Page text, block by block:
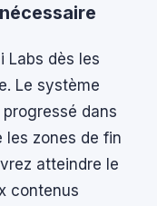
Labs dès les
Le système
dans
les zones de fin
atteindre le
contenus